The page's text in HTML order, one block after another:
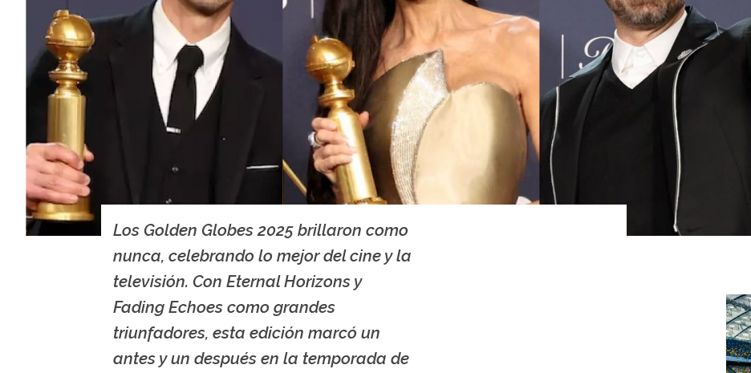
Los Golden Globes 2025 brillaron como
nunca, celebrando lo mejor del cine y la
televisión. Con Eternal Horizons y
Fading Echoes como grandes
triunfadores, esta edición marcó un
antes y un después en la temporada de